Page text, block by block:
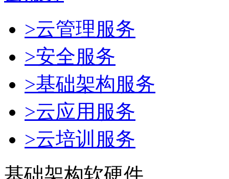
>云管理服务
>安全服务
>基础架构服务
>云应用服务
>云培训服务